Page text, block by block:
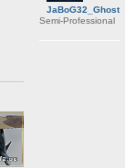
JaBoG32_Ghost
Semi-Professional